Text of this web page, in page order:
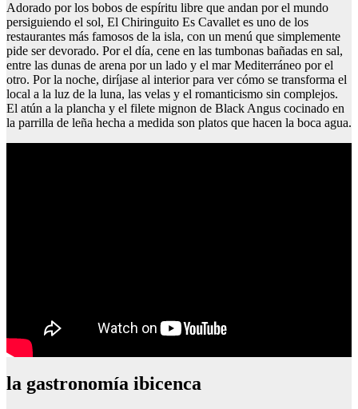
Adorado por los bobos de espíritu libre que andan por el mundo
persiguiendo el sol, El Chiringuito Es Cavallet es uno de los
restaurantes más famosos de la isla, con un menú que simplemente
pide ser devorado. Por el día, cene en las tumbonas bañadas en sal,
entre las dunas de arena por un lado y el mar Mediterráneo por el
otro. Por la noche, diríjase al interior para ver cómo se transforma el
local a la luz de la luna, las velas y el romanticismo sin complejos.
El atún a la plancha y el filete mignon de Black Angus cocinado en
la parrilla de leña hecha a medida son platos que hacen la boca agua.
la gastronomía ibicenca